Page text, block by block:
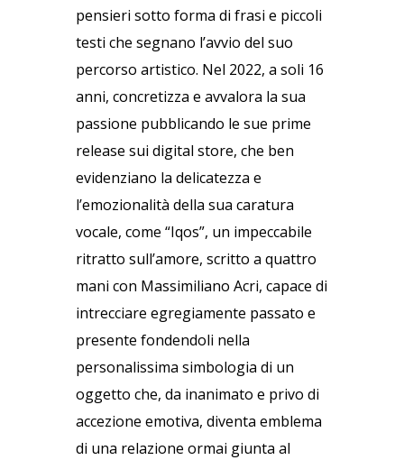
pensieri sotto forma di frasi e piccoli
testi che segnano l’avvio del suo
percorso artistico. Nel 2022, a soli 16
anni, concretizza e avvalora la sua
passione pubblicando le sue prime
release sui digital store, che ben
evidenziano la delicatezza e
l’emozionalità della sua caratura
vocale, come “Iqos”, un impeccabile
ritratto sull’amore, scritto a quattro
mani con Massimiliano Acri, capace di
intrecciare egregiamente passato e
presente fondendoli nella
personalissima simbologia di un
oggetto che, da inanimato e privo di
accezione emotiva, diventa emblema
di una relazione ormai giunta al